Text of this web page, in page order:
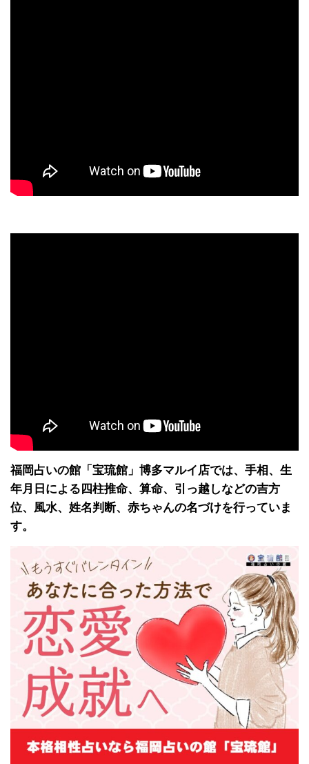
福岡占いの館「宝琉館」博多マルイ店では、手相、生
年月日による四柱推命、算命、引っ越しなどの吉方
位、風水、姓名判断、赤ちゃんの名づけを行っていま
す。